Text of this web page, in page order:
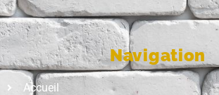
Navigation
Accueil